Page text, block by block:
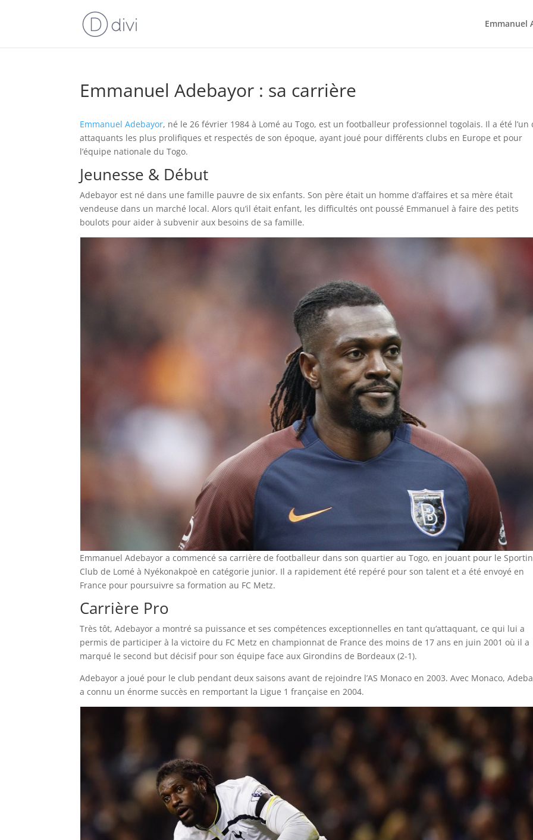
Emmanuel
Emmanuel Adebayor : sa carrière
Emmanuel Adebayor, né le 26 février 1984 à Lomé au Togo, est un footballeur professionnel togolais. Il a été l’un
attaquants les plus prolifiques et respectés de son époque, ayant joué pour différents clubs en Europe et pour
l’équipe nationale du Togo.
Jeunesse & Début
Adebayor est né dans une famille pauvre de six enfants. Son père était un homme d’affaires et sa mère était
vendeuse dans un marché local. Alors qu’il était enfant, les difficultés ont poussé Emmanuel à faire des petits
boulots pour aider à subvenir aux besoins de sa famille.
Emmanuel Adebayor a commencé sa carrière de footballeur dans son quartier au Togo, en jouant pour le
Club de Lomé à Nyékonakpoè en catégorie junior. Il a rapidement été repéré pour son talent et a été envoyé en
France pour poursuivre sa formation au FC Metz.
Carrière Pro
Très tôt, Adebayor a montré sa puissance et ses compétences exceptionnelles en tant qu’attaquant, ce qui lui a
permis de participer à la victoire du FC Metz en championnat de France des moins de 17 ans en juin 2001 où il a
marqué le second but décisif pour son équipe face aux Girondins de Bordeaux (2-1).
Adebayor a joué pour le club pendant deux saisons avant de rejoindre l’AS Monaco en 2003. Avec Monaco,
a connu un énorme succès en remportant la Ligue 1 française en 2004.